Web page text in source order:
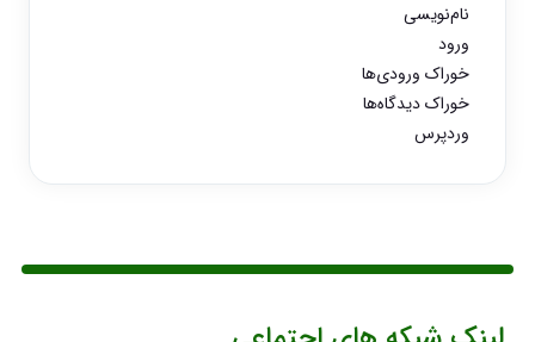
نام‌نویسی
ورود
خوراک ورودی‌ها
خوراک دیدگاه‌ها
وردپرس